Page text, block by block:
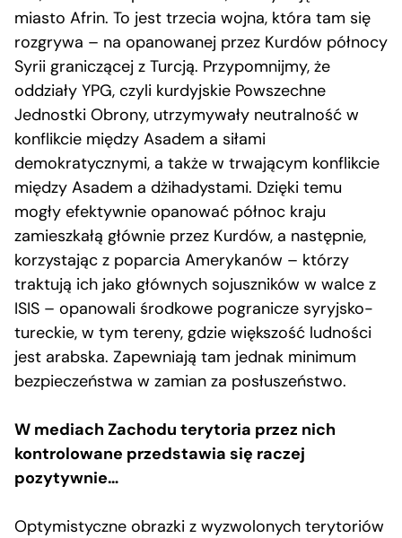
miasto Afrin. To jest trzecia wojna, która tam się
rozgrywa – na opanowanej przez Kurdów północy
Syrii graniczącej z Turcją. Przypomnijmy, że
oddziały YPG, czyli kurdyjskie Powszechne
Jednostki Obrony, utrzymywały neutralność w
konflikcie między Asadem a siłami
demokratycznymi, a także w trwającym konflikcie
między Asadem a dżihadystami. Dzięki temu
mogły efektywnie opanować północ kraju
zamieszkałą głównie przez Kurdów, a następnie,
korzystając z poparcia Amerykanów – którzy
traktują ich jako głównych sojuszników w walce z
ISIS – opanowali środkowe pogranicze syryjsko-
tureckie, w tym tereny, gdzie większość ludności
jest arabska. Zapewniają tam jednak minimum
bezpieczeństwa w zamian za posłuszeństwo.
W mediach Zachodu terytoria przez nich
kontrolowane przedstawia się raczej
pozytywnie…
Optymistyczne obrazki z wyzwolonych terytoriów